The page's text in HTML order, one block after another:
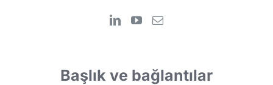
Başlık ve bağlantılar